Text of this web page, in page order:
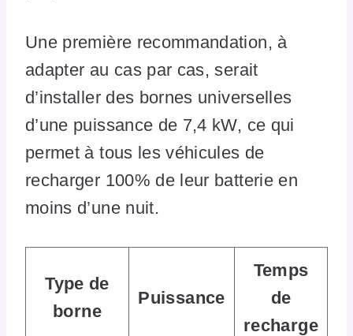
Une première recommandation, à
adapter au cas par cas, serait
d’installer des bornes universelles
d’une puissance de 7,4 kW, ce qui
permet à tous les véhicules de
recharger 100% de leur batterie en
moins d’une nuit.
Type de
borne
Puissance
Temps
de
recharge